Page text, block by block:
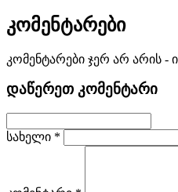
კომენტარები
კომენტარები ჯერ არ არის -
დაწერეთ კომენტარი
სახელი *